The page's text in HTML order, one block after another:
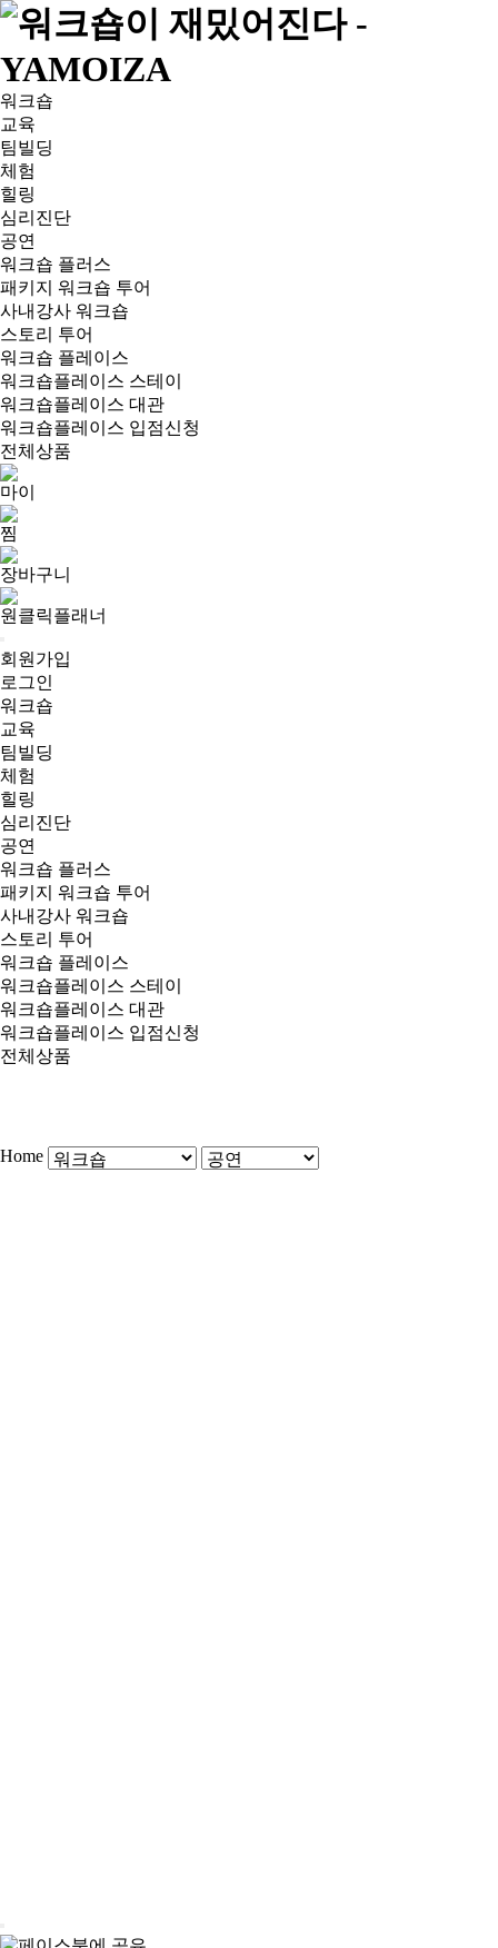
워크숍
교육
팀빌딩
체험
힐링
심리진단
공연
워크숍 플러스
패키지 워크숍 투어
사내강사 워크숍
스토리 투어
워크숍 플레이스
워크숍플레이스 스테이
워크숍플레이스 대관
워크숍플레이스 입점신청
전체상품
마이
찜
장바구니
원클릭플래너
회원가입
로그인
워크숍
교육
팀빌딩
체험
힐링
심리진단
공연
워크숍 플러스
패키지 워크숍 투어
사내강사 워크숍
스토리 투어
워크숍 플레이스
워크숍플레이스 스테이
워크숍플레이스 대관
워크숍플레이스 입점신청
전체상품
Home